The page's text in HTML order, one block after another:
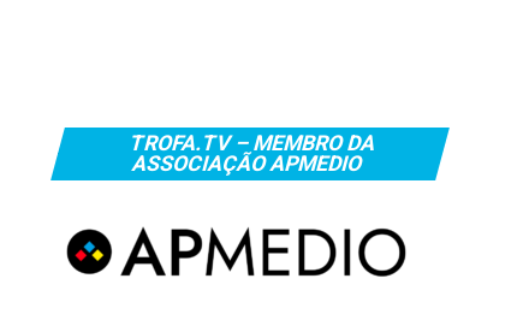
TROFA.TV – MEMBRO DA
ASSOCIAÇÃO APMEDIO